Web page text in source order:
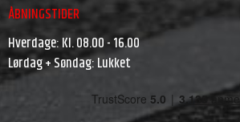
ÅBNINGSTIDER
Hverdage: Kl. 08.00 - 16.00
Lørdag + Søndag: Lukket